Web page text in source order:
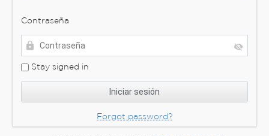
Contraseña
Stay signed in
Forgot password?